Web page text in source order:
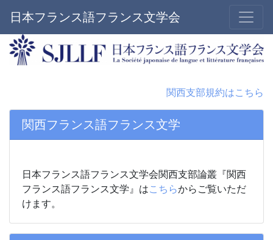
日本フランス語フランス文学会
関西支部規約はこちら
関西フランス語フランス文学
日本フランス語フランス文学会関西支部論叢『関西
フランス語フランス文学』はこちらからご覧いただ
けます。